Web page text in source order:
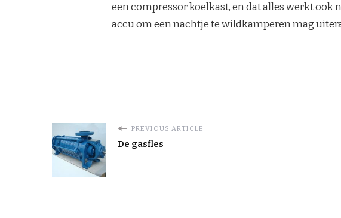
een compressor koelkast, en dat alles werkt ook
accu om een nachtje te wildkamperen mag
PREVIOUS ARTICLE
De gasfles